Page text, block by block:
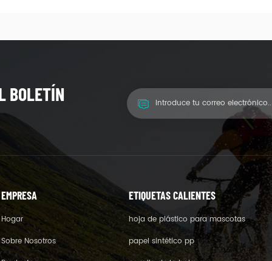
BOLETÍN
EMPRESA
Hogar
Sobre Nosotros
ETIQUETAS CALIENTES
hoja de plástico para mascotas
papel sintético pp